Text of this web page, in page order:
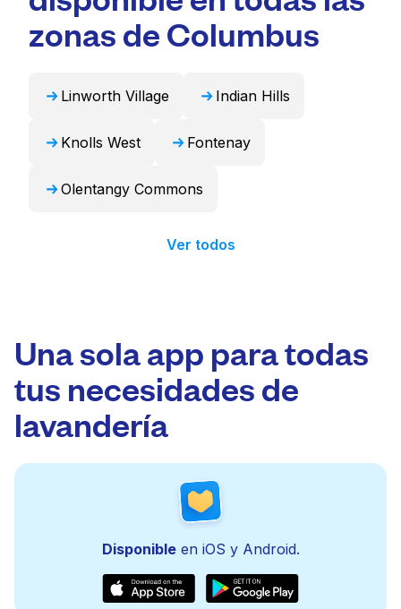
puede encargarse de estos artículos de forma
profesional y devolverlos listos para usar en
zonas de Columbus
Linworth Village Indian Hills
Knolls West Fontenay
Olentangy Commons
Ver todos
Una sola app para todas
tus necesidades de
lavandería
Disponibleen iOS y Android.